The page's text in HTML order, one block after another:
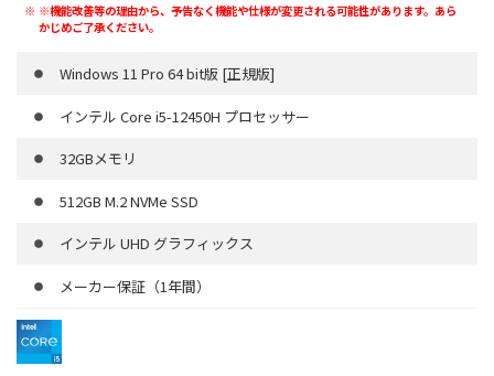
※機能改善等の理由から、予告なく機能や仕様が変更される可能性があります。あら
かじめご了承ください。
Windows 11 Pro 64 bit版 [正規版]
インテル Core i5-12450H プロセッサー
32GBメモリ
512GB M.2 NVMe SSD
インテル UHD グラフィックス
メーカー保証（1年間）